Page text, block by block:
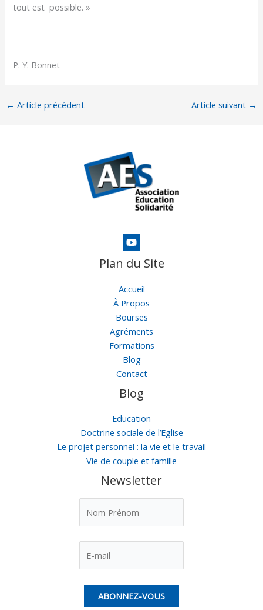
tout est possible. »
P. Y. Bonnet
← Article précédent Article suivant →
Plan du Site
Accueil
À Propos
Bourses
Agréments
Formations
Blog
Contact
Blog
Education
Doctrine sociale de l’Eglise
Le projet personnel : la vie et le travail
Vie de couple et famille
Newsletter